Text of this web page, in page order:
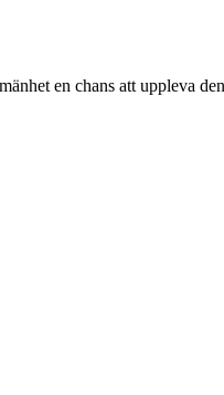
en chans att uppleva